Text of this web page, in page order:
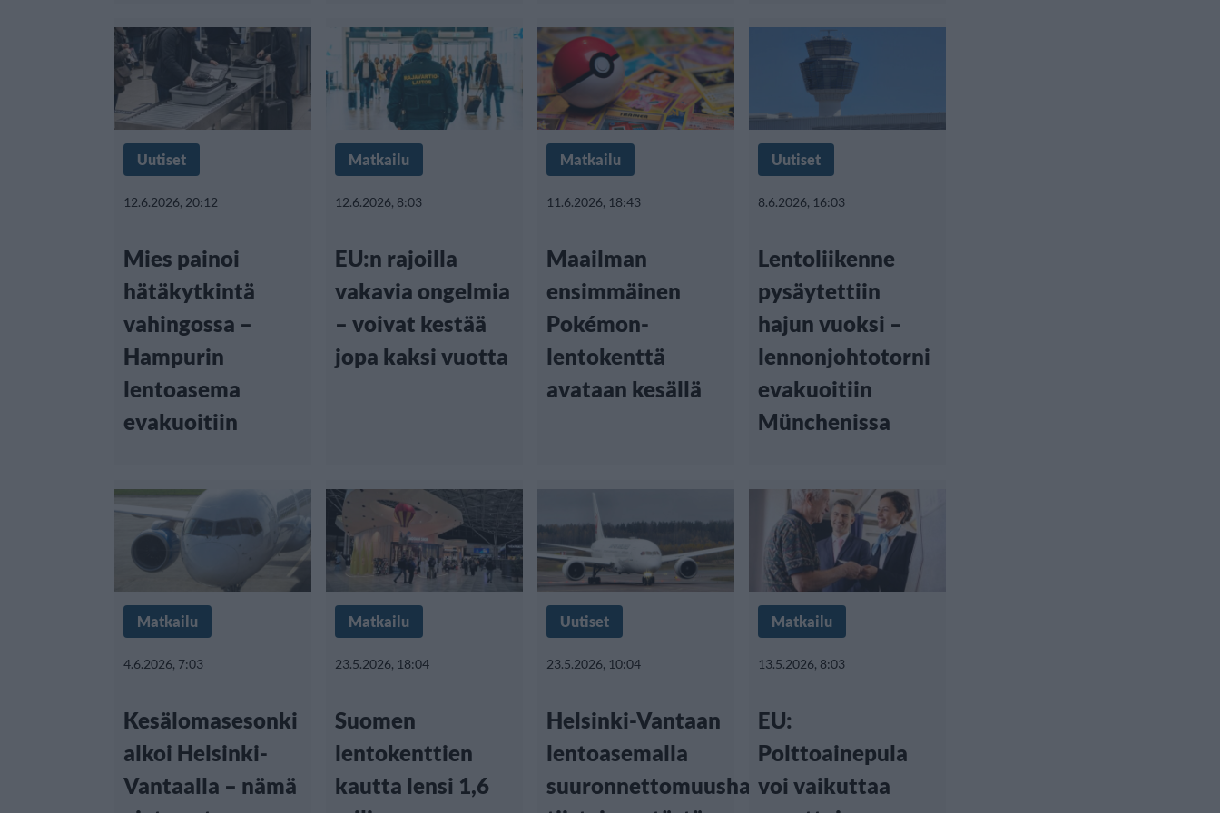
Uutiset
12.6.2026, 20:12
Mies painoi
hätäkytkintä
vahingossa –
Hampurin
lentoasema
evakuoitiin
Matkailu
12.6.2026, 8:03
EU:n rajoilla
vakavia ongelmia
– voivat kestää
jopa kaksi vuotta
Matkailu
11.6.2026, 18:43
Maailman
ensimmäinen
Pokémon-
lentokenttä
avataan kesällä
Uutiset
8.6.2026, 16:03
Lentoliikenne
pysäytettiin
hajun vuoksi –
lennonjohtotorni
evakuoitiin
Münchenissa
Matkailu
4.6.2026, 7:03
Kesälomasesonki
alkoi Helsinki-
Vantaalla – nämä
Matkailu
23.5.2026, 18:04
Suomen
lentokenttien
kautta lensi 1,6
Uutiset
23.5.2026, 10:04
Helsinki-Vantaan
lentoasemalla
suuronnettomuusharjoitus
Matkailu
13.5.2026, 8:03
EU:
Polttoainepula
voi vaikuttaa